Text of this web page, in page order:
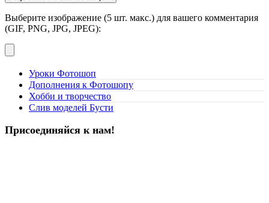
Выберите изображение (5 шт. макс.) для вашего комментария
(GIF, PNG, JPG, JPEG):
Уроки Фотошоп
Дополнения к Фотошопу
Хобби и творчество
Слив моделей Бусти
Присоединяйся к нам!